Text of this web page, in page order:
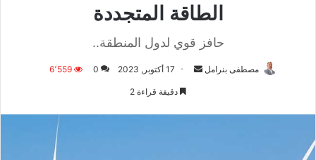
الطاقة المتجددة
حافز قوي لدول المنطقة..
مصطفى بنرامل 17 أكتوبر, 2023 0 6٬559
دقيقة قراءة 2